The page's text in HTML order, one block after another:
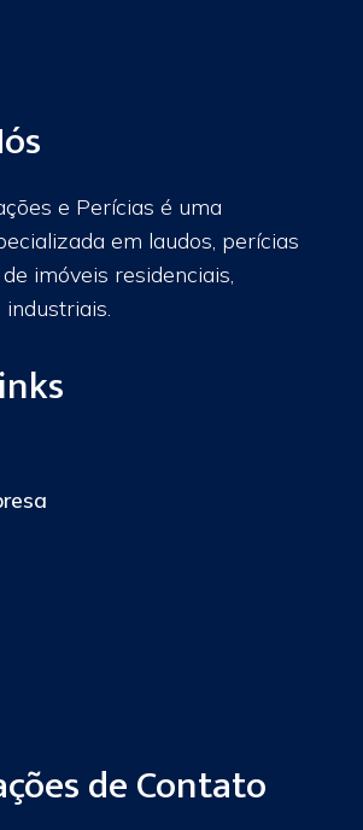
e Perícias é uma
em laudos, perícias
imóveis residenciais,
de Contato